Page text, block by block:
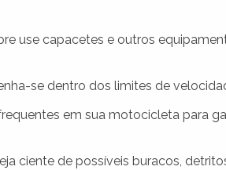
use capacetes e outros
se dentro dos limites de
em sua motocicleta para
ciente de possíveis buracos,